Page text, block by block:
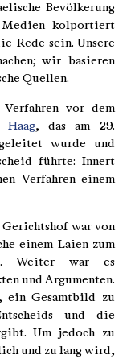
Bevölkerung
kolportiert
Rede sein. Unsere
wir basieren
Quellen.
vor dem
, das am 29.
wurde und
führte: Innert
Verfahren einem
Gerichtshof war von
einem Laien zum
Weiter war es
und Argumenten.
ein Gesamtbild zu
und die
Um jedoch zu
und zu lang wird,